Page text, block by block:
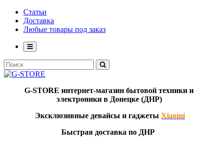
Статьи
Доставка
Любые товары под заказ
G-STORE интернет-магазин бытовой техники и
электроники в Донецке (ДНР)
Эксклюзивные девайсы и гаджеты Xiaomi
Быстрая доставка по ДНР